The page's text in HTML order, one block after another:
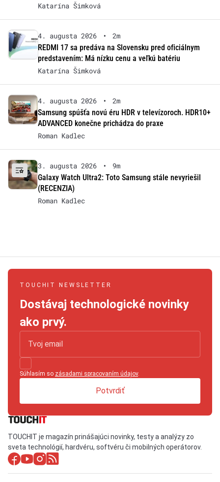
Katarína Šimková
4. augusta 2026 •
2m
REDMI 17 sa predáva na Slovensku pred oficiálnym
predstavením: Má nízku cenu a veľkú batériu
Katarína Šimková
4. augusta 2026 •
2m
Samsung spúšťa novú éru HDR v televízoroch. HDR10+
ADVANCED konečne prichádza do praxe
Roman Kadlec
3. augusta 2026 •
9m
Galaxy Watch Ultra2: Toto Samsung stále nevyriešil
(RECENZIA)
Roman Kadlec
TOUCHIT NEWSLETTER
Dostávaj technologické novinky
ako prvý.
Súhlasím so zásadami spracovaním údajov.
Potvrdiť
TOUCHIT je magazín prinášajúci novinky, testy a analýzy zo
sveta technológií, hardvéru, softvéru či mobilných operátorov.